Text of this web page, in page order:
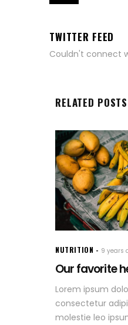
TWITTER FEED
Couldn't connect
RELATED POSTS
NUTRITION 9 years
Our favorite
Lorem ipsum
consectetur
molestie leo